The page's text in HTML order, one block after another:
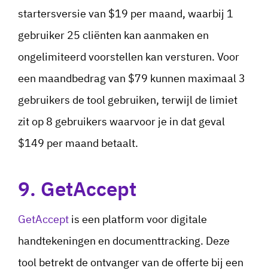
startersversie van $19 per maand, waarbij 1
gebruiker 25 cliënten kan aanmaken en
ongelimiteerd voorstellen kan versturen. Voor
een maandbedrag van $79 kunnen maximaal 3
gebruikers de tool gebruiken, terwijl de limiet
zit op 8 gebruikers waarvoor je in dat geval
$149 per maand betaalt.
9. GetAccept
GetAccept is een platform voor digitale
handtekeningen en documenttracking. Deze
tool betrekt de ontvanger van de offerte bij een